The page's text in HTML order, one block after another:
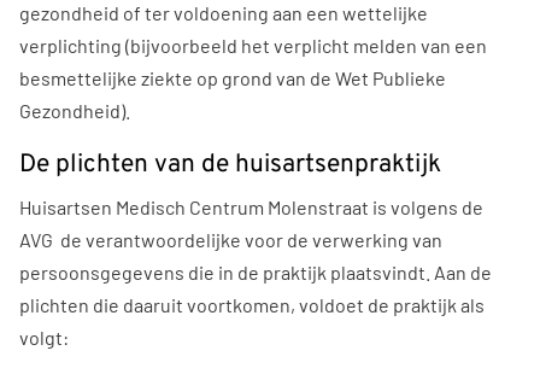
gezondheid of ter voldoening aan een wettelijke
verplichting (bijvoorbeeld het verplicht melden van een
besmettelijke ziekte op grond van de Wet Publieke
Gezondheid).
De plichten van de huisartsenpraktijk
Huisartsen Medisch Centrum Molenstraat is volgens de
AVG de verantwoordelijke voor de verwerking van
persoonsgegevens die in de praktijk plaatsvindt. Aan de
plichten die daaruit voortkomen, voldoet de praktijk als
volgt: